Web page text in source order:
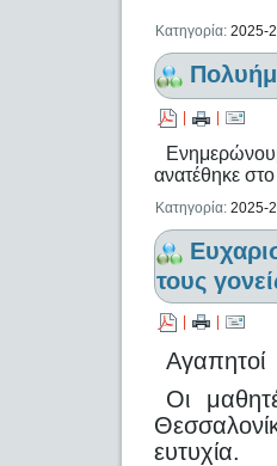
Κατηγορία:2025-
ανατέθηκε
Κατηγορία:2025-
τους
Αγαπητοί
Οι
ευτυχία.